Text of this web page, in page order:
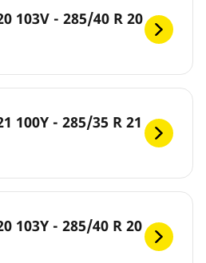
103V - 285/40 R 20
100Y - 285/35 R 21
103Y - 285/40 R 20